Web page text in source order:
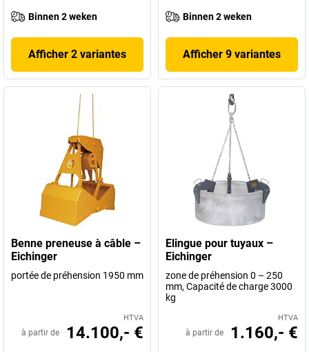
Binnen 2 weken
Afficher 2 variantes
Binnen 2 weken
Afficher 9 variantes
Benne preneuse à câble –
Eichinger
portée de préhension 1950 mm
HTVA
à partir de 14.100,- €
Elingue pour tuyaux –
Eichinger
zone de préhension 0 – 250
mm, Capacité de charge 3000
kg
HTVA
à partir de 1.160,- €